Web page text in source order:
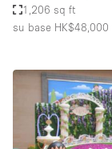
1,206 sq ft
su base HK$48,000